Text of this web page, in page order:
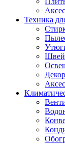
Техника
Декор